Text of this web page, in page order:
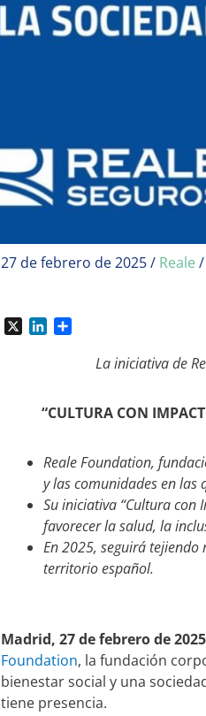
27 de febrero de 2025/ Reale
X
d
r
r
La iniciativa de
“CULTURA CON
Reale Foundation,
y las comunidades en las
Su iniciativa “Cultura
favorecer la salud, la
En 2025, seguirá tejiendo
territorio español.
Madrid, 27 de febrero de
Foundation, la fundación
bienestar social y una
tiene presencia.